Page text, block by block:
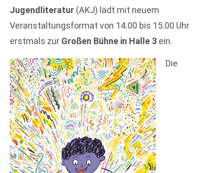
Jugendliteratur (AKJ) lädt mit neuem
Veranstaltungsformat von 14.00 bis 15.00 Uhr
erstmals zur Großen Bühne in Halle 3 ein.
Die